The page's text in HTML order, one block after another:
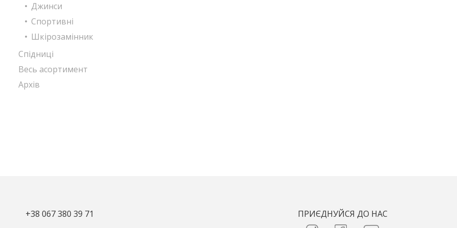
Джинси
Спортивні
Шкірозамінник
Спідниці
Весь асортимент
Архів
+38 067 380 39 71 ПРИЄДНУЙСЯ ДО НАС